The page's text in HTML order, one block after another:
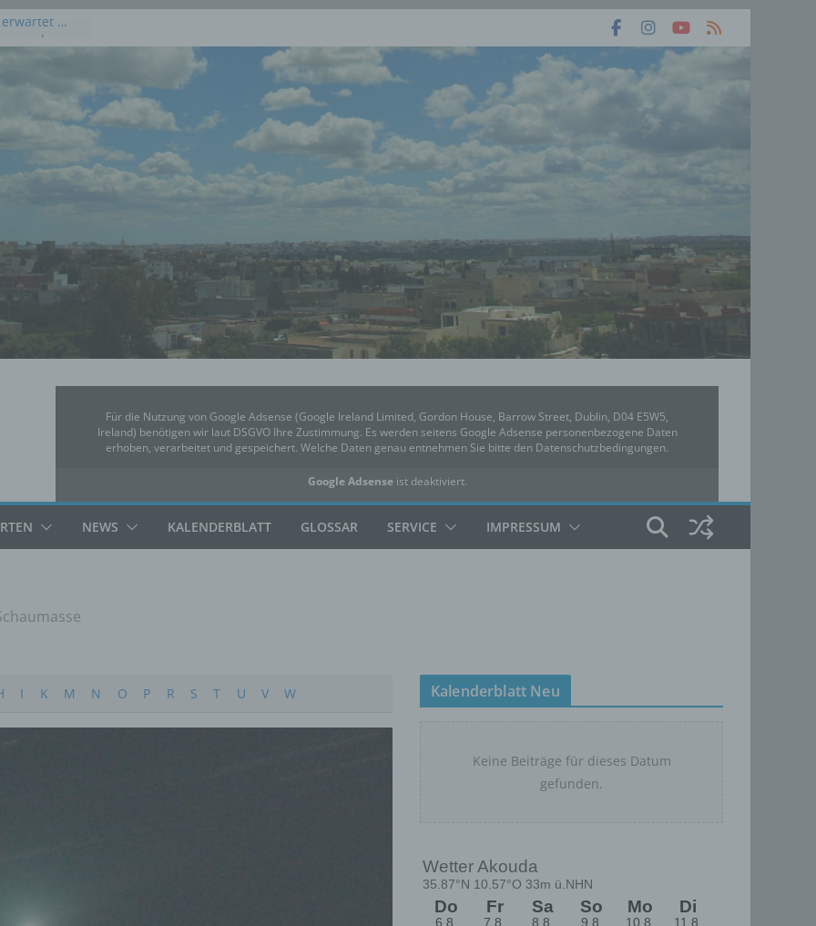
erwartet …
2026
2026
Juli 2026 an
Osten und
für
Juli 2026
Für die Nutzung von Google Adsense (Google Ireland Limited, Gordon House, Barrow Street, Dublin, D04 E5W5,
Ireland) benötigen wir laut DSGVO Ihre Zustimmung. Es werden seitens Google Adsense personenbezogene Daten
erhoben, verarbeitet und gespeichert. Welche Daten genau entnehmen Sie bitte den Datenschutzbedingungen.
Google Adsenseist deaktiviert.
✓ Erlauben Datenschutzbedingungen
NEWS KALENDERBLATT GLOSSAR SERVICE IMPRESSUM
I K M N O P R S T U V W Kalenderblatt Neu
Keine Beiträge für dieses Datum
gefunden.